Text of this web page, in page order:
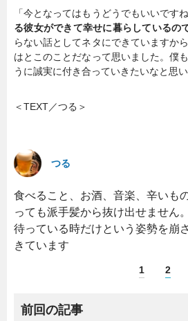
「今となってはもうどうでもいいです
る彼女ができて幸せに暮らしているの
らない話としてネタにできていますか
はとこのことだなって思いました。僕
うに誠実に付き合っていきたいなと思い
＜TEXT／つる＞
つる
食べること、お酒、音楽、辛いも
っても派手髪から抜け出せません
待っている時だけという姿勢を崩
きています
1 2
前回の記事